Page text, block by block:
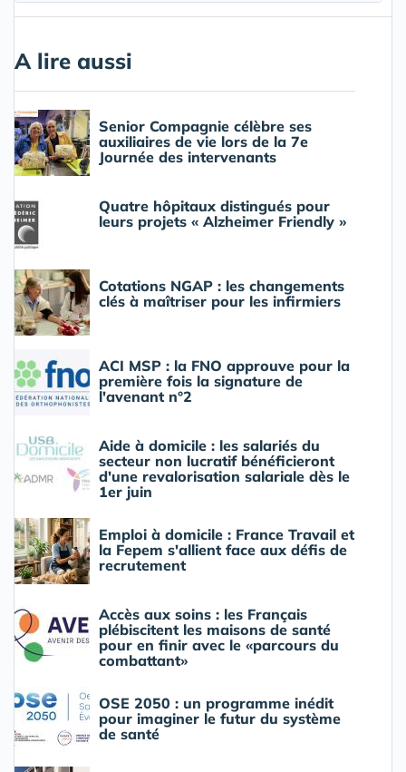
A lire aussi
Senior Compagnie célèbre ses
auxiliaires de vie lors de la 7e
Journée des intervenants
Quatre hôpitaux distingués pour
leurs projets « Alzheimer Friendly »
Cotations NGAP : les changements
clés à maîtriser pour les infirmiers
ACI MSP : la FNO approuve pour la
première fois la signature de
l'avenant n°2
Aide à domicile : les salariés du
secteur non lucratif bénéficieront
d'une revalorisation salariale dès le
1er juin
Emploi à domicile : France Travail et
la Fepem s'allient face aux défis de
recrutement
Accès aux soins : les Français
plébiscitent les maisons de santé
pour en finir avec le «parcours du
combattant»
OSE 2050 : un programme inédit
pour imaginer le futur du système
de santé